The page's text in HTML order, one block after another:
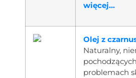
więcej...
Olej z
Naturalny,
problemach